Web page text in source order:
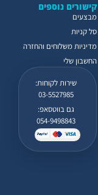
קישורים נוספים
מבצעים
סל קניות
מדיניות משלוחים והחזרה
החשבון שלי
שירות לקוחות:
03-5527985
גם בווטסאפ:
054-9498843